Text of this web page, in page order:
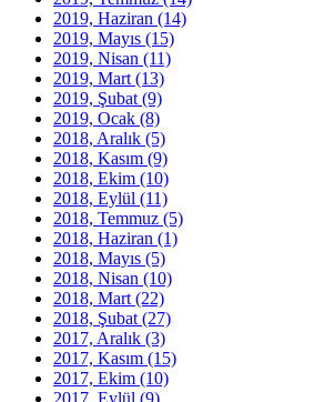
2019, Haziran (14)
2019, Mayıs (15)
2019, Nisan (11)
2019, Mart (13)
2019, Şubat (9)
2019, Ocak (8)
2018, Aralık (5)
2018, Kasım (9)
2018, Ekim (10)
2018, Eylül (11)
2018, Temmuz (5)
2018, Haziran (1)
2018, Mayıs (5)
2018, Nisan (10)
2018, Mart (22)
2018, Şubat (27)
2017, Aralık (3)
2017, Kasım (15)
2017, Ekim (10)
2017, Eylül (9)